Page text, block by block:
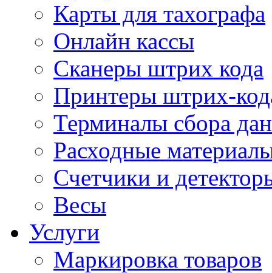
Карты для тахографа
Онлайн кассы
Сканеры штрих кода
Принтеры штрих-
Терминалы сбора
Расходные
Счетчики и
Весы
Услуги
Маркировка товаров